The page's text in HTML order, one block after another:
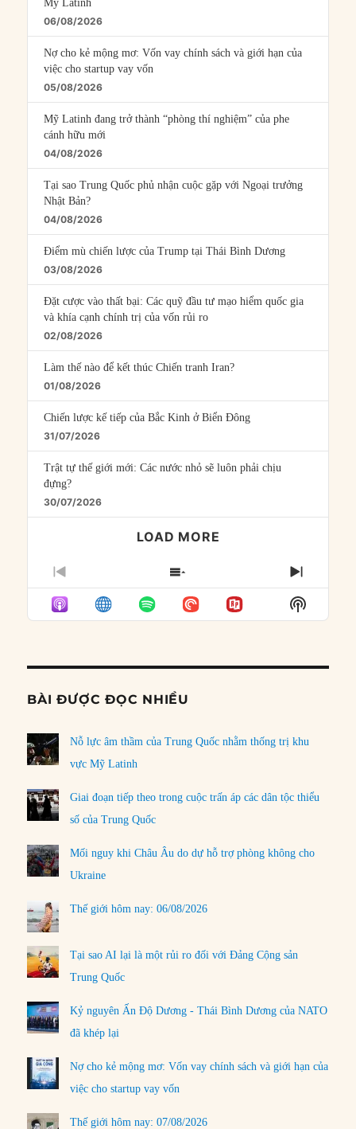
Mỹ Latinh
06/08/2026
Nợ cho kẻ mộng mơ: Vốn vay chính sách và giới hạn của
việc cho startup vay vốn
05/08/2026
Mỹ Latinh đang trở thành “phòng thí nghiệm” của phe
cánh hữu mới
04/08/2026
Tại sao Trung Quốc phủ nhận cuộc gặp với Ngoại trưởng
Nhật Bản?
04/08/2026
Điểm mù chiến lược của Trump tại Thái Bình Dương
03/08/2026
Đặt cược vào thất bại: Các quỹ đầu tư mạo hiểm quốc gia
và khía cạnh chính trị của vốn rủi ro
02/08/2026
Làm thế nào để kết thúc Chiến tranh Iran?
01/08/2026
Chiến lược kế tiếp của Bắc Kinh ở Biển Đông
31/07/2026
Trật tự thế giới mới: Các nước nhỏ sẽ luôn phải chịu
đựng?
30/07/2026
LOAD MORE
PREVIOUS
EPISODE
SHOW
EPISODES
LIST
NEXT
Show
Podcast
BÀI ĐƯỢC ĐỌC NHIỀU
Nỗ lực âm thầm của Trung Quốc nhằm thống trị khu
vực Mỹ Latinh
Giai đoạn tiếp theo trong cuộc trấn áp các dân tộc thiểu
số của Trung Quốc
Mối nguy khi Châu Âu do dự hỗ trợ phòng không cho
Ukraine
Thế giới hôm nay: 06/08/2026
Tại sao AI lại là một rủi ro đối với Đảng Cộng sản
Trung Quốc
Kỷ nguyên Ấn Độ Dương - Thái Bình Dương của NATO
đã khép lại
Nợ cho kẻ mộng mơ: Vốn vay chính sách và giới hạn của
việc cho startup vay vốn
Thế giới hôm nay: 07/08/2026